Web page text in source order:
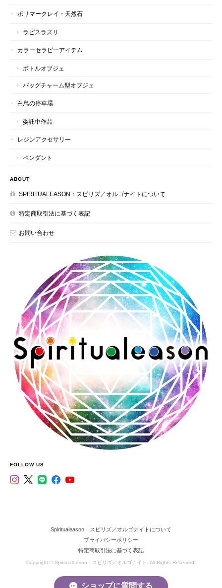
ポリマークレイ・天然石
ラピスラズリ
カラーセラピーアイテム
ボトルオブジェ
バッグチャーム型オブジェ
白鳥の停車場
委託中作品
レジンアクセサリー
ペンダント
ABOUT
SPIRITUALEASON：スピリズ／オルゴナイトについて
特定商取引法に基づく表記
お問い合わせ
FOLLOW US
Spiritualeason：スピリズ／オルゴナイトについて
プライバシーポリシー
特定商取引法に基づく表記
Copyright © Spiritualeason：スピリズ／オルゴナイト. All Rights Reserved.
ショップに質問する